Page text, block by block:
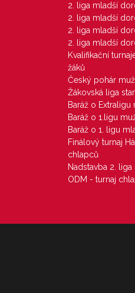
2. liga mladší
2. liga mladší
2. liga mladší
2. liga mladší
Kvalifikační
žáků
Český pohár
Žákovská liga
Baráž o Extraligu
Baráž o 1.ligu
Baráž o 1. ligu
Finálový turnaj
chlapců
Nadstavba 2.
ODM - turnaj